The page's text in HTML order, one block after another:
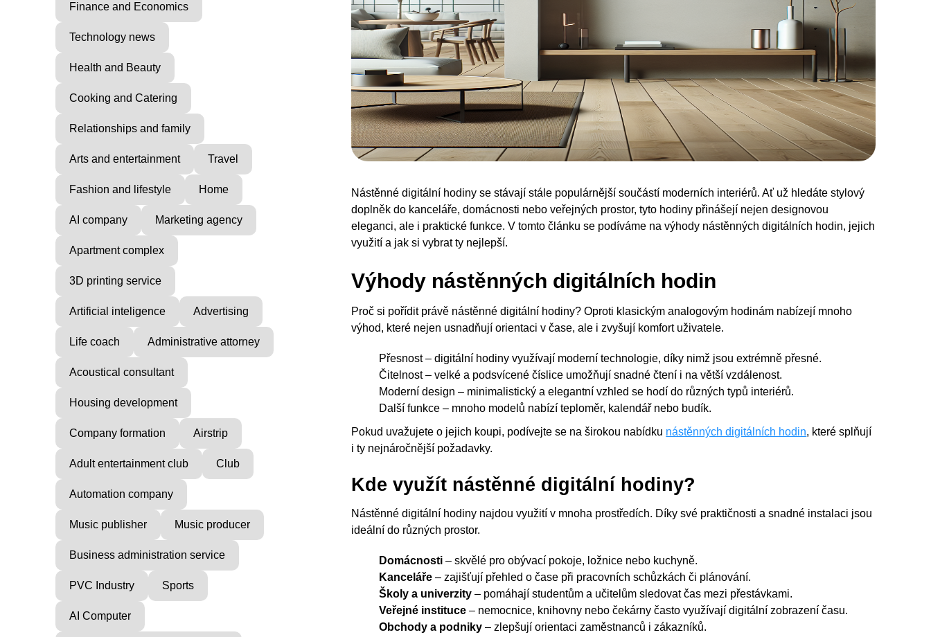
Finance and Economics
Technology news
Health and Beauty
Cooking and Catering
Relationships and family
Arts and entertainment Travel
Fashion and lifestyle Home
AI company Marketing agency
Apartment complex
3D printing service
Artificial inteligence Advertising
Life coach Administrative attorney
Acoustical consultant
Housing development
Company formation Airstrip
Adult entertainment club Club
Automation company
Music publisher Music producer
Business administration service
PVC Industry Sports
AI Computer
Nástěnné digitální hodiny se stávají stále populárnější součástí moderních interiérů. Ať už hledáte stylový
doplněk do kanceláře, domácnosti nebo veřejných prostor, tyto hodiny přinášejí nejen designovou
eleganci, ale i praktické funkce. V tomto článku se podíváme na výhody nástěnných digitálních hodin, jejich
využití a jak si vybrat ty nejlepší.
Výhody nástěnných digitálních hodin
Proč si pořídit právě nástěnné digitální hodiny? Oproti klasickým analogovým hodinám nabízejí mnoho
výhod, které nejen usnadňují orientaci v čase, ale i zvyšují komfort uživatele.
Přesnost – digitální hodiny využívají moderní technologie, díky nimž jsou extrémně přesné.
Čitelnost – velké a podsvícené číslice umožňují snadné čtení i na větší vzdálenost.
Moderní design – minimalistický a elegantní vzhled se hodí do různých typů interiérů.
Další funkce – mnoho modelů nabízí teploměr, kalendář nebo budík.
Pokud uvažujete o jejich koupi, podívejte se na širokou nabídku nástěnných digitálních hodin, které splňují
i ty nejnáročnější požadavky.
Kde využít nástěnné digitální hodiny?
Nástěnné digitální hodiny najdou využití v mnoha prostředích. Díky své praktičnosti a snadné instalaci jsou
ideální do různých prostor.
Domácnosti – skvělé pro obývací pokoje, ložnice nebo kuchyně.
Kanceláře – zajišťují přehled o čase při pracovních schůzkách či plánování.
Školy a univerzity – pomáhají studentům a učitelům sledovat čas mezi přestávkami.
Veřejné instituce – nemocnice, knihovny nebo čekárny často využívají digitální zobrazení času.
Obchody a podniky – zlepšují orientaci zaměstnanců i zákazníků.